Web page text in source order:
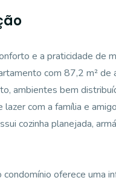
e a praticidade de
com 87,2 m² de
ambientes bem
lazer com a família e
cozinha planejada,
oferece uma